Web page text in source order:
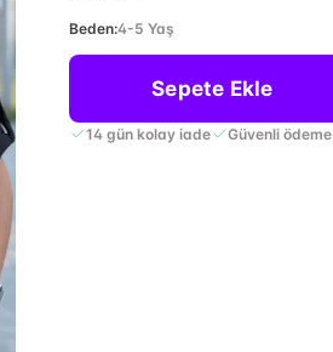
Beden:4-5 Yaş
Sepete Ekle
14 gün kolay iade Güvenli ödeme